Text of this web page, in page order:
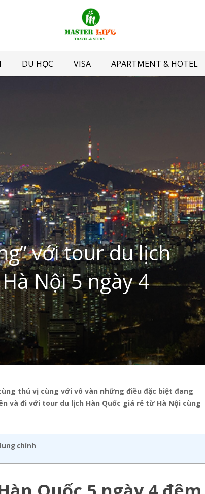
DU HỌC VISA APARTMENT & HOTEL
với tour du lịch
Nội 5 ngày 4
thú vị cùng với vô vàn những điều đặc biệt đang
và đi với tour du lịch Hàn Quốc giá rẻ từ Hà Nội cùng
chính